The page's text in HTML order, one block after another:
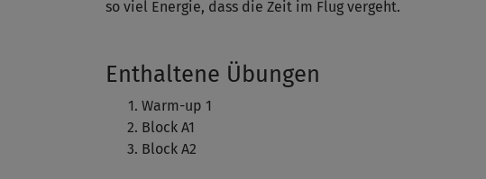
so viel Energie, dass die Zeit im Flug vergeht.
Enthaltene Übungen
Warm-up 1
Block A1
Block A2